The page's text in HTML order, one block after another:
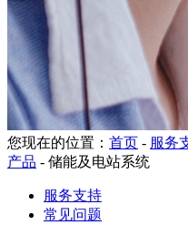
您现在的位置： 首页 - 服务
产品 - 储能及电站系统
服务支持
常见问题